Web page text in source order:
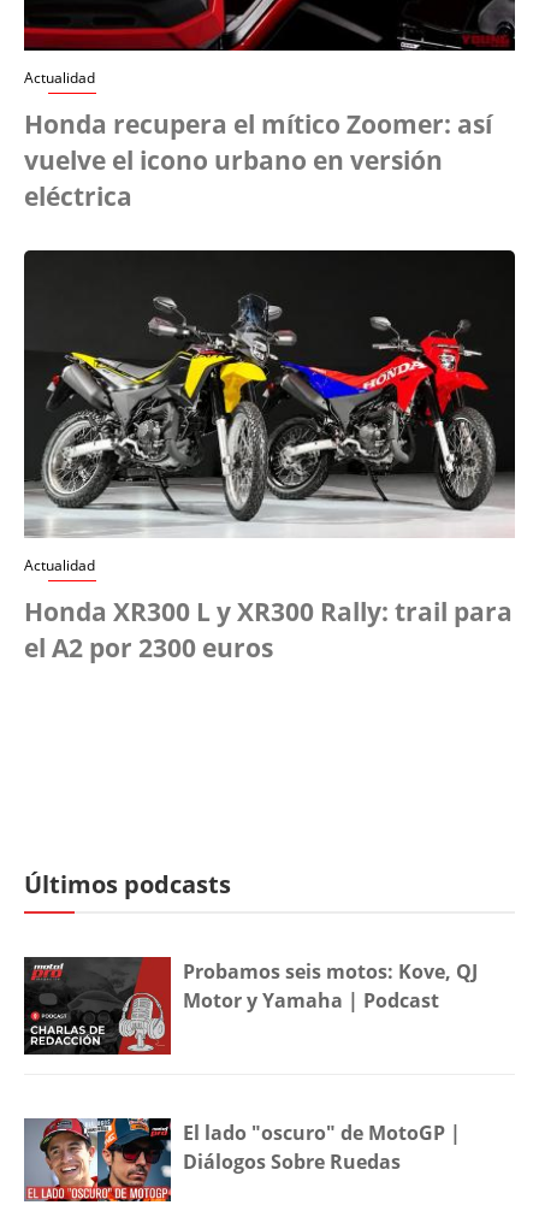
Actualidad
Honda recupera el mítico Zoomer: así
vuelve el icono urbano en versión
eléctrica
Actualidad
Honda XR300 L y XR300 Rally: trail para
el A2 por 2300 euros
Últimos podcasts
Probamos seis motos: Kove, QJ
Motor y Yamaha | Podcast
El lado "oscuro" de MotoGP |
Diálogos Sobre Ruedas